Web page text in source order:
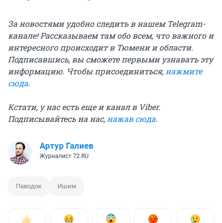
За новостями удобно следить в нашем Telegram-
канале! Рассказываем там обо всем, что важного и
интересного происходит в Тюмени и области.
Подписавшись, вы сможете первыми узнавать эту
информацию. Чтобы присоединиться, нажмите
сюда.
Кстати, у нас есть еще и канал в Viber.
Подписывайтесь на нас, нажав сюда.
Артур Галиев
Журналист 72.RU
Паводок Ишим